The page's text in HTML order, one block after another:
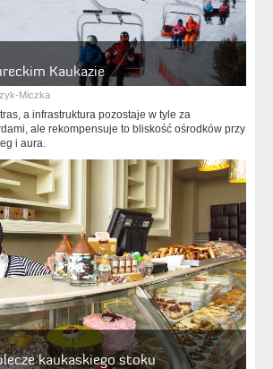
Kaukazie
Miczka
a infrastruktura pozostaje w tyle za
ale rekompensuje to bliskość ośrodków przy
i aura.
kaukaskiego stoku